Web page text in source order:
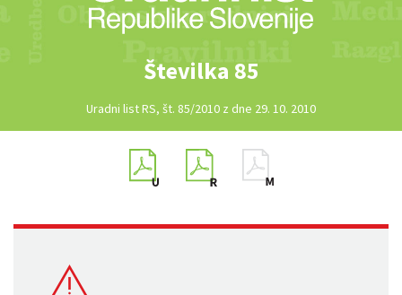
Številka 85
Uradni list RS, št. 85/2010 z dne 29. 10. 2010